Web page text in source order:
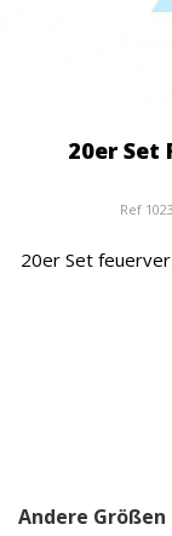
20er Set
Ref
20er Set
Andere Größen